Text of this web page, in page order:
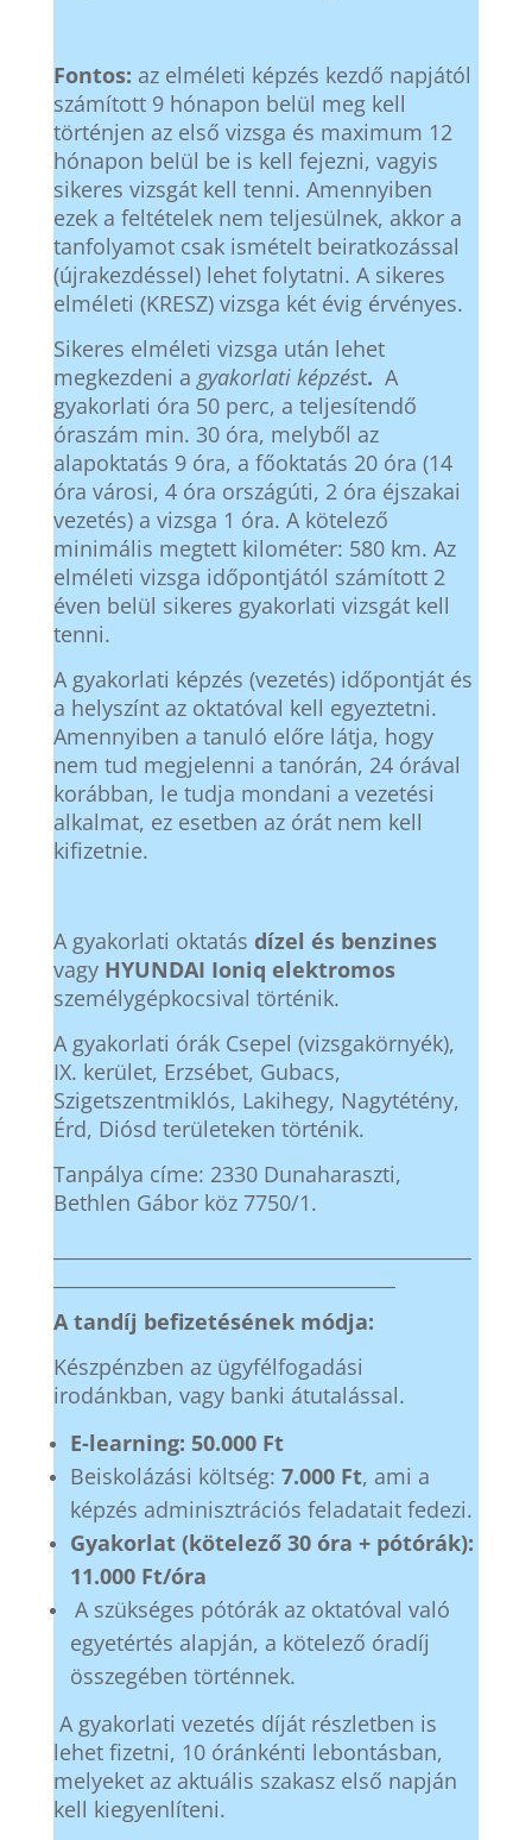
Fontos: az elméleti képzés kezdő napjától
számított 9 hónapon belül meg kell
történjen az első vizsga és maximum 12
hónapon belül be is kell fejezni, vagyis
sikeres vizsgát kell tenni. Amennyiben
ezek a feltételek nem teljesülnek, akkor a
tanfolyamot csak ismételt beiratkozással
(újrakezdéssel) lehet folytatni. A sikeres
elméleti (KRESZ) vizsga két évig érvényes.
Sikeres elméleti vizsga után lehet
megkezdeni a gyakorlati képzést. A
gyakorlati óra 50 perc, a teljesítendő
óraszám min. 30 óra, melyből az
alapoktatás 9 óra, a főoktatás 20 óra (14
óra városi, 4 óra országúti, 2 óra éjszakai
vezetés) a vizsga 1 óra. A kötelező
minimális megtett kilométer: 580 km. Az
elméleti vizsga időpontjától számított 2
éven belül sikeres gyakorlati vizsgát kell
tenni.
A gyakorlati képzés (vezetés) időpontját és
a helyszínt az oktatóval kell egyeztetni.
Amennyiben a tanuló előre látja, hogy
nem tud megjelenni a tanórán, 24 órával
korábban, le tudja mondani a vezetési
alkalmat, ez esetben az órát nem kell
kifizetnie.
A gyakorlati oktatás dízel és benzines
vagy HYUNDAI Ioniq elektromos
személygépkocsival történik.
A gyakorlati órák Csepel (vizsgakörnyék),
IX. kerület, Erzsébet, Gubacs,
Szigetszentmiklós, Lakihegy, Nagytétény,
Érd, Diósd területeken történik.
Tanpálya címe: 2330 Dunaharaszti,
Bethlen Gábor köz 7750/1.
A tandíj befizetésének módja:
Készpénzben az ügyfélfogadási
irodánkban, vagy banki átutalással.
E-learning: 50.000 Ft
Beiskolázási költség: 7.000 Ft, ami a
képzés adminisztrációs feladatait fedezi.
Gyakorlat (kötelező 30 óra + pótórák):
11.000 Ft/óra
A szükséges pótórák az oktatóval való
egyetértés alapján, a kötelező óradíj
összegében történnek.
A gyakorlati vezetés díját részletben is
lehet fizetni, 10 óránkénti lebontásban,
melyeket az aktuális szakasz első napján
kell kiegyenlíteni.